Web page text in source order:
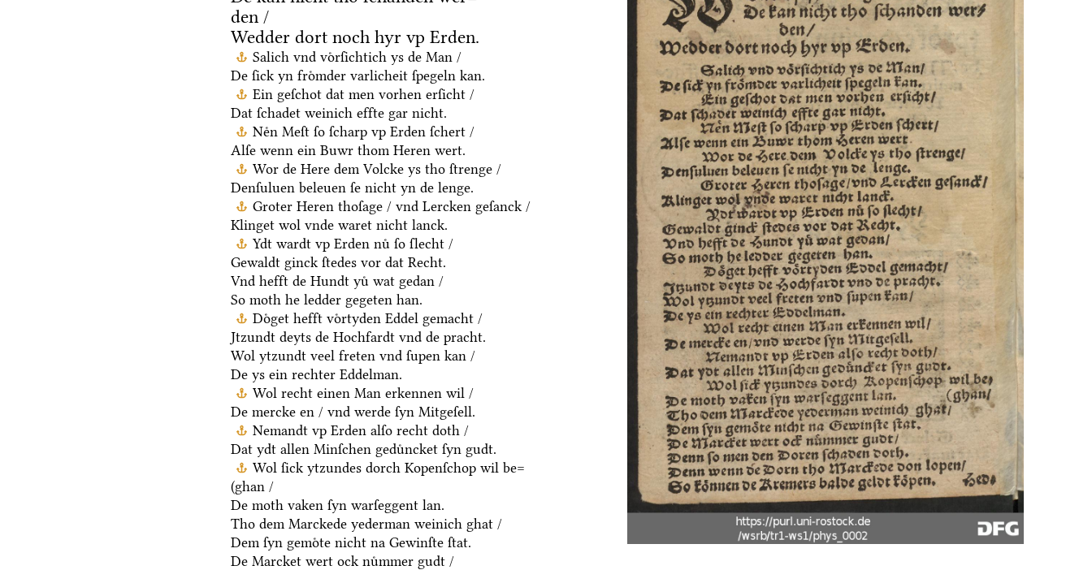
den /
Wedder dort noch hyr vp Erden.
Salich vnd voͤrſichtich ys de Man /
De ſick yn froͤmder varlicheit ſpegeln kan.
Ein geſchot dat men vorhen erſicht /
Dat ſchadet weinich effte gar nicht.
Neͤn Meſt ſo ſcharp vp Erden ſchert /
Alſe wenn ein Buwr thom Heren wert.
Wor de Here dem Volcke ys tho ſtrenge /
Denſuluen beleuen ſe nicht yn de lenge.
Groter Heren thoſage / vnd Lercken geſanck /
Klinget wol vnde waret nicht lanck.
Ydt wardt vp Erden nuͤ ſo ſlecht /
Gewaldt ginck ſtedes vor dat Recht.
Vnd hefft de Hundt yuͤ wat gedan /
So moth he ledder gegeten han.
Doͤget hefft voͤrtyden Eddel gemacht /
Jtzundt deyts de Hochfardt vnd de pracht.
Wol ytzundt veel freten vnd ſupen kan /
De ys ein rechter Eddelman.
Wol recht einen Man erkennen wil /
De mercke en / vnd werde ſyn Mitgeſell.
Nemandt vp Erden alſo recht doth /
Dat ydt allen Minſchen geduͤncket ſyn gudt.
Wol ſick ytzundes dorch Kopenſchop wil be=
(ghan /
De moth vaken ſyn warſeggent lan.
Tho dem Marckede yederman weinich ghat /
Dem ſyn gemoͤte nicht na Gewinſte ſtat.
De Marcket wert ock nuͤmmer gudt /